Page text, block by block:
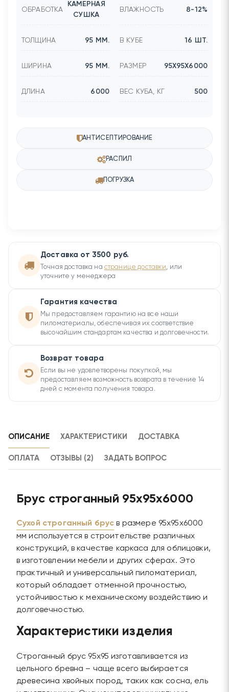
ОБРАБОТКА
КАМЕРНАЯ
СУШКА
ВЛАЖНОСТЬ 8-12%
ТОЛЩИНА 95 ММ. В КУБЕ 16 ШТ.
ШИРИНА 95 ММ. РАЗМЕР 95Х95Х6000
ДЛИНА 6000 ВЕС КУБА, КГ 500
АНТИСЕПТИРОВАНИЕ
РАСПИЛ
ПОГРУЗКА
Доставка от 3500 руб.
Точная доставка на странице доставки, или
уточните у менеджера
Гарантия качества
Мы предоставляем гарантию на все наши
пиломатериалы, обеспечивая их соответствие
высочайшим стандартам качества и долговечности.
Возврат товара
Если вы не удовлетворены покупкой, мы
предоставляем возможность возврата в течение 14
дней с момента получения товара.
ОПИСАНИЕ ХАРАКТЕРИСТИКИ ДОСТАВКА
ОПЛАТА ОТЗЫВЫ (2) ЗАДАТЬ ВОПРОС
Брус строганный 95х95х6000
Сухой строганный брус в размере 95х95х6000
мм используется в строительстве различных
конструкций, в качестве каркаса для облицовки,
в изготовлении мебели и других сферах. Это
практичный и универсальный пиломатериал,
который обладает отменной прочностью,
устойчивостью к механическому воздействию и
долговечностью.
Характеристики изделия
Строганный брус 95х95 изготавливается из
цельного бревна – чаще всего выбирается
древесина хвойных пород, таких как сосна, ель